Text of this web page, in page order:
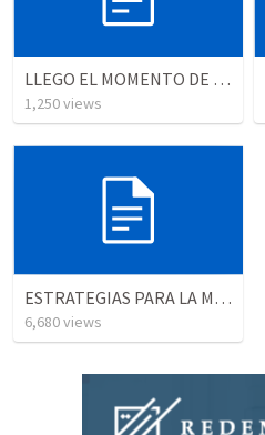
LLEGO EL MOMENTO DE ENTRENAR
1,250views
ESTRATEGIAS PARA LA MULTIPLICACIÓN.
6,680views